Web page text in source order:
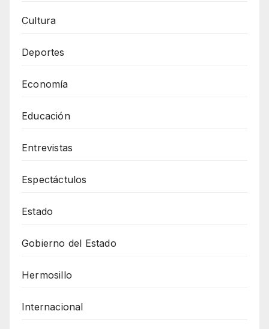
Cultura
Deportes
Economía
Educación
Entrevistas
Espectáctulos
Estado
Gobierno del Estado
Hermosillo
Internacional